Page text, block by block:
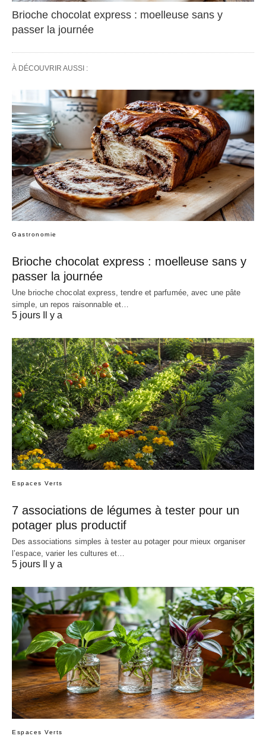
Brioche chocolat express : moelleuse sans y
passer la journée
À DÉCOUVRIR AUSSI :
Gastronomie
Brioche chocolat express : moelleuse sans y
passer la journée
Une brioche chocolat express, tendre et parfumée, avec une pâte
simple, un repos raisonnable et…
5 jours Il y a
Espaces Verts
7 associations de légumes à tester pour un
potager plus productif
Des associations simples à tester au potager pour mieux organiser
l’espace, varier les cultures et…
5 jours Il y a
Espaces Verts